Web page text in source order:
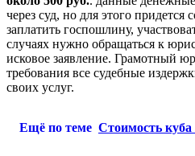
через суд, но для этого придется
заплатить госпошлину,
случаях нужно обращаться к
исковое заявление. Грамотный
требования все судебные
своих услуг.
Ещё по теме Стоимость